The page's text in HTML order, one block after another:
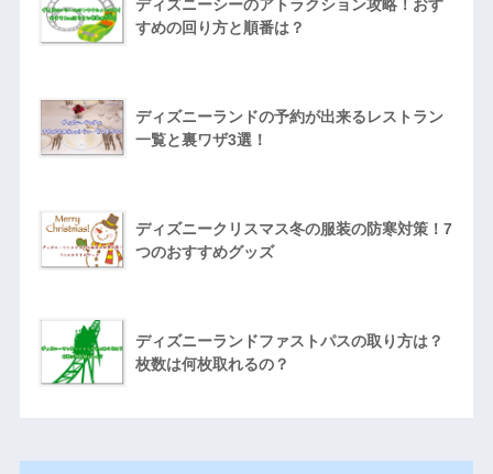
ディズニーシーのアトラクション攻略！おす
すめの回り方と順番は？
ディズニーランドの予約が出来るレストラン
一覧と裏ワザ3選！
ディズニークリスマス冬の服装の防寒対策！7
つのおすすめグッズ
ディズニーランドファストパスの取り方は？
枚数は何枚取れるの？